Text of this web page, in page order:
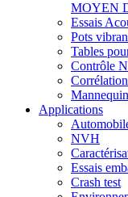
MOYEN
Essais
Pots
Tables
Contrôle
Applications
NVH
Essais
Crash test